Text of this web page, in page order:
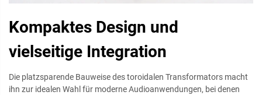
Kompaktes Design und
vielseitige Integration
Die platzsparende Bauweise des toroidalen Transformators macht
ihn zur idealen Wahl für moderne Audioanwendungen, bei denen